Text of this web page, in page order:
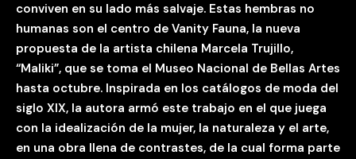
conviven en su lado más salvaje. Estas hembras no
humanas son el centro de Vanity Fauna, la nueva
propuesta de la artista chilena Marcela Trujillo,
“Maliki”, que se toma el Museo Nacional de Bellas Artes
hasta octubre. Inspirada en los catálogos de moda del
siglo XIX, la autora armó este trabajo en el que juega
con la idealización de la mujer, la naturaleza y el arte,
en una obra llena de contrastes, de la cual forma parte